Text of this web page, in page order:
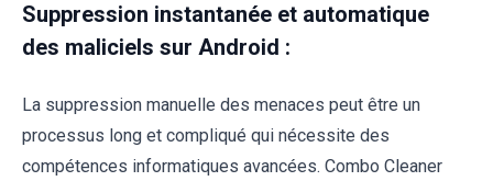
Suppression instantanée et automatique
des maliciels sur Android :
La suppression manuelle des menaces peut être un
processus long et compliqué qui nécessite des
compétences informatiques avancées. Combo Cleaner